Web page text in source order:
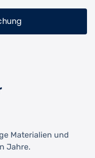
Materialien und
Jahre.